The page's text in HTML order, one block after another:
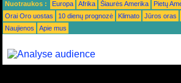
Nuotraukos :
Europa Afrika Šiaurės Amerika Pietų
Orai Oro uostas
10 dienų prognozė Klimato Jūros oras
Naujienos
Apie mus